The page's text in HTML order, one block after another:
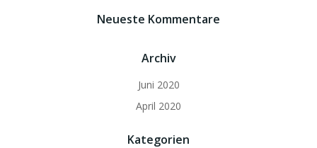
Neueste Kommentare
Archiv
Juni 2020
April 2020
Kategorien